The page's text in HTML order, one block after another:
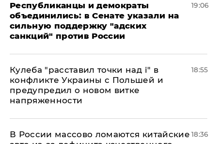
Республиканцы и демократы
объединились: в Сенате указали на
сильную поддержку "адских
санкций" против России
19:06
Кулеба "расставил точки над і" в
конфликте Украины с Польшей и
предупредил о новом витке
напряженности
18:55
В России массово ломаются китайские 18:36